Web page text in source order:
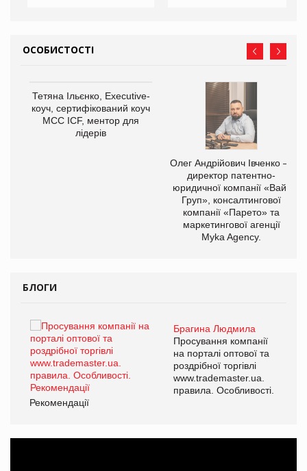
ОСОБИСТОСТІ
Тетяна Ільєнко, Executive-
коуч, сертифікований коуч
МСС ICF, ментор для
лідерів
Олег Андрійович Івченко —
директор патентно-
юридичної компанії «Вайз
Груп», консалтингової
компанії «Парето» та
маркетингової агенції
Myka Agency.
БЛОГИ
Брагина Людмила
Просування компанії
на порталі оптової та
роздрібної торгівлі
www.trademaster.ua.
правила. Особливості.
Рекомендації